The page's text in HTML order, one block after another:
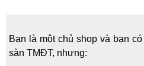
Bạn là một chủ shop và bạn
sàn TMĐT, nhưng: